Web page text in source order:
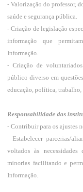
- Valorização do professor,
saúde e segurança pública.
- Criação de legislação
informação que
Informação.
- Criação de
público diverso em
educação, política, trabalho,
Responsabilidade das
- Contribuir para os ajustes
- Estabelecer parcerias/
voltados às
minorias facilitando e
Informação.